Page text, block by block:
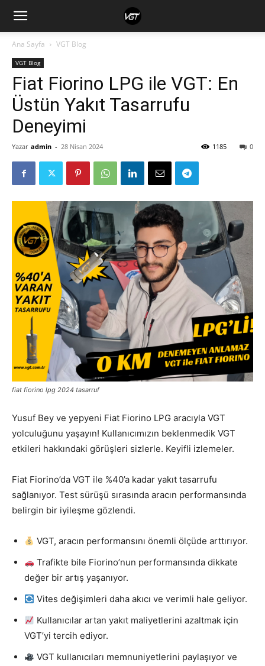
Ana Sayfa VGT Blog
VGT Blog
Fiat Fiorino LPG ile VGT: En
Üstün Yakıt Tasarrufu
Deneyimi
Yazar admin - 28 Nisan 2024 0
1185
fiat fiorino lpg 2024 tasarruf
Yusuf Bey ve yepyeni Fiat Fiorino LPG aracıyla VGT
yolculuğunu yaşayın! Kullanıcımızın beklenmedik VGT
etkileri hakkındaki görüşleri sizlerle. Keyifli izlemeler.
Fiat Fiorino’da VGT ile %40’a kadar yakıt tasarrufu
sağlanıyor. Test sürüşü sırasında aracın performansında
belirgin bir iyileşme gözlendi.
VGT, aracın performansını önemli ölçüde arttırıyor.
Trafikte bile Fiorino’nun performansında dikkate
değer bir artış yaşanıyor.
Vites değişimleri daha akıcı ve verimli hale geliyor.
Kullanıcılar artan yakıt maliyetlerini azaltmak için
VGT’yi tercih ediyor.
VGT kullanıcıları memnuniyetlerini paylaşıyor ve